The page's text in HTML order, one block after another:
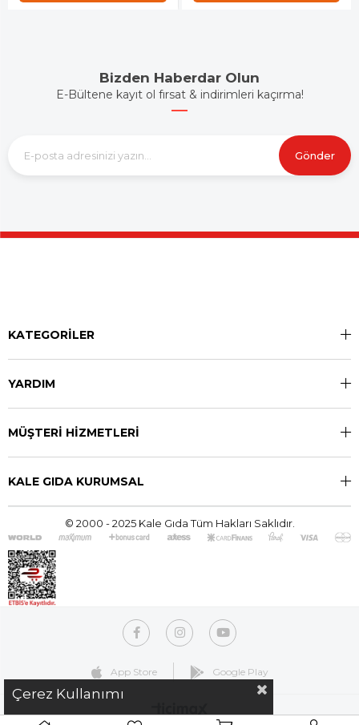
Bizden Haberdar Olun
E-Bültene kayıt ol fırsat & indirimleri kaçırma!
Gönder
KATEGORİLER
YARDIM
MÜŞTERİ HİZMETLERİ
KALE GIDA KURUMSAL
© 2000 - 2025 Kale Gıda Tüm Hakları Saklıdır.
App Store Google Play
Çerez Kullanımı